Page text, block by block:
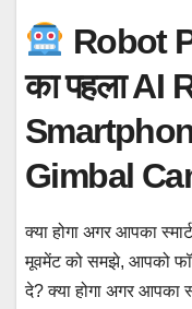
Robot
का पहला AI
Gimbal
क्या होगा अगर आपका
मूवमेंट को समझे, आपको
दे? क्या होगा अगर आपका